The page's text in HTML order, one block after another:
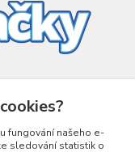
fungování našeho e-
sledování statistik o